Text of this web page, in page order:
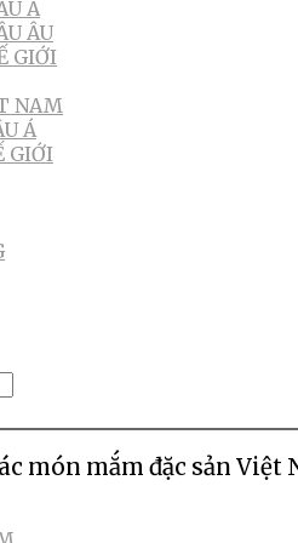
Á
ÂU
GIỚI
NAM
Á
GIỚI
món mắm đặc sản Việt